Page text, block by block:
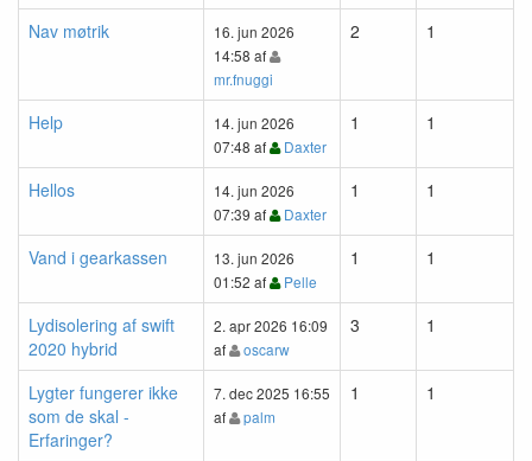
Nav møtrik
16. jun 2026
14:58 af
mr.fnuggi
2 1
Help
14. jun 2026
07:48 af
Daxter
1 1
Hellos
14. jun 2026
07:39 af
Daxter
1 1
Vand i gearkassen
13. jun 2026
01:52 af
Pelle
1 1
Lydisolering af swift
2020 hybrid
2. apr 2026 16:09
af
oscarw
3 1
Lygter fungerer ikke
som de skal -
Erfaringer?
7. dec 2025 16:55
af
palm
1 1